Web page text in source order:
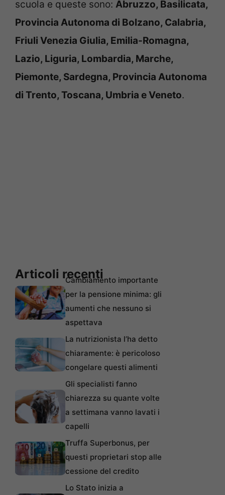
scuola e queste sono: Abruzzo, Basilicata,
Provincia Autonoma di Bolzano, Calabria,
Friuli Venezia Giulia, Emilia-Romagna,
Lazio, Liguria, Lombardia, Marche,
Piemonte, Sardegna, Provincia Autonoma
di Trento, Toscana, Umbria e Veneto.
Articoli recentiCambiamento importante
per la pensione minima: gli
aumenti che nessuno si
aspettava
La nutrizionista l’ha detto
chiaramente: è pericoloso
congelare questi alimenti
Gli specialisti fanno
chiarezza su quante volte
a settimana vanno lavati i
capelli
Truffa Superbonus, per
questi proprietari stop alle
cessione del credito
Lo Stato inizia a